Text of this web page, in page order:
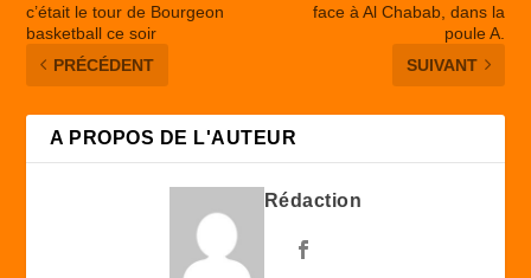
c’était le tour de Bourgeon
basketball ce soir
PRÉCÉDENT
face à Al Chabab, dans la
poule A.
SUIVANT
A PROPOS DE L'AUTEUR
Rédaction